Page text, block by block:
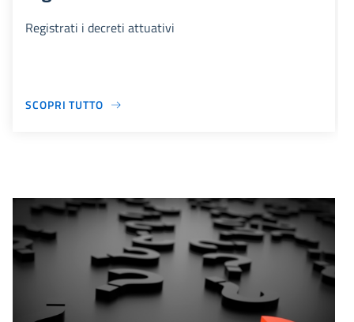
Registrati i decreti attuativi
SCOPRI TUTTO